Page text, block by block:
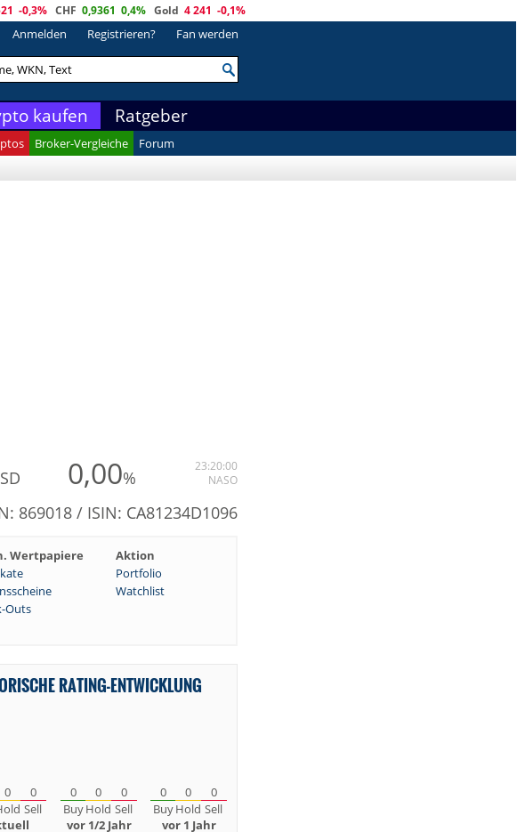
-0,3% CHF 0,9361 0,4% Gold 4 241 -0,1%
Anmelden Registrieren? Fan werden
kaufen Ratgeber
Broker-Vergleiche
Forum
0,00%
23:20:00
NASO
869018 / ISIN: CA81234D1096
Wertpapiere
Aktion
Portfolio
Watchlist
Outs
RATING-ENTWICKLUNG
0
0
Sell
0
Buy
0
Hold
0
Sell
vor 1/2 Jahr
0
Buy
0
Hold
0
Sell
vor 1 Jahr